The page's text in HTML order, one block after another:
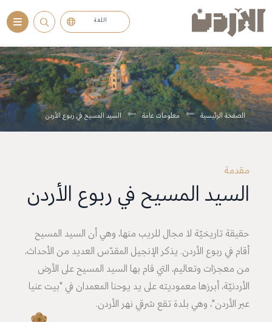
اللغة
الصفحة الرئيسية معلومات عامة السيد المسيح في ربوع الأردن
مقدمة
السيد المسيح في ربوع الأردن
حقيقة تاريخيّة لا مجال للريب منها، وهي أن السيد المسيح
أقام في ربوع الأردن. يذكر الإنجيل المقدّس العديد من الأحداث،
من معجزات وتعاليم، التي قام بها السيد المسيح على الأرض
الأردنيّة، أبرزها معموديته على يد يوحنا المعمدان في "بيت عنيا
عبر الأردن"، وهي بلدة تقع شرقي نهر الأردن.